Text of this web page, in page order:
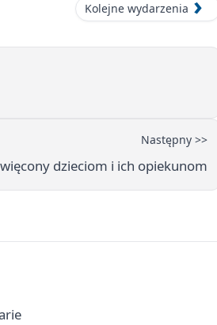
Kolejne wydarzenia
Następny >>
dzieciom i ich opiekunom